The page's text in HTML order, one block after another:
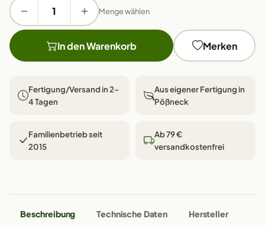
Menge wählen
In den Warenkorb Merken
Fertigung/Versand in 2–
4 Tagen
Aus eigener Fertigung in
Pößneck
Familienbetrieb seit
2015
Ab 79 €
versandkostenfrei
Beschreibung Technische Daten Hersteller